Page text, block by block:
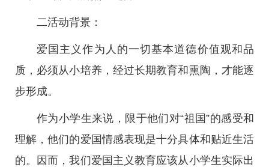
二活动背景：
爱国主义作为人的一切基本道德价值观和品
质，必须从小培养，经过长期教育和熏陶，才能逐
步形成。
作为小学生来说，限于他们对“祖国”的感受和
理解，他们的爱国情感表现是十分具体和贴近生活
的。因而，我们爱国主义教育应该从小学生实际出